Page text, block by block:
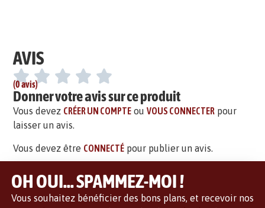
AVIS
(0 avis)
Donner votre avis sur ce produit
Vous devez CRÉER UN COMPTE ouVOUS CONNECTER pour
laisser un avis.
Vous devez être CONNECTÉ pour publier un avis.
OH OUI... SPAMMEZ-MOI !
Vous souhaitez bénéficier des bons plans, et recevoir nos